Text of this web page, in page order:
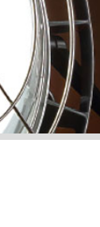
ープ会社含む）
の基本原則